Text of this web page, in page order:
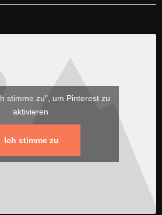
stimme zu", um Pinterest zu
aktivieren
Ich stimme zu